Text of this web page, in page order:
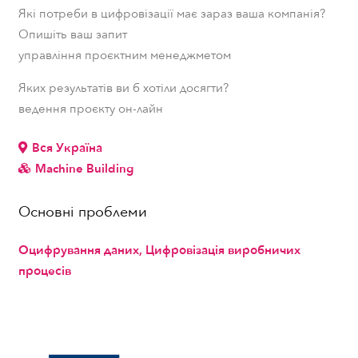
Які потреби в цифровізації має зараз ваша компанія?
Опишіть ваш запит
управління проєктним менеджметом
Яких результатів ви б хотіли досягти?
ведення проєкту он-лайн
Вся Україна
Machine Building
Основнi проблеми
Оцифрування даних, Цифровізація виробничих
процесів